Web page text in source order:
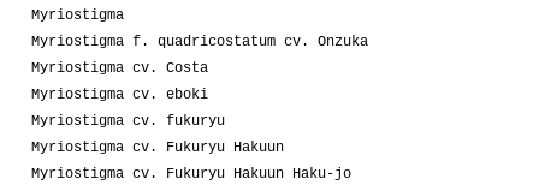
Myriostigma
Myriostigma f. quadricostatum cv. Onzuka
Myriostigma cv. Costa
Myriostigma cv. eboki
Myriostigma cv. fukuryu
Myriostigma cv. Fukuryu Hakuun
Myriostigma cv. Fukuryu Hakuun Haku-jo